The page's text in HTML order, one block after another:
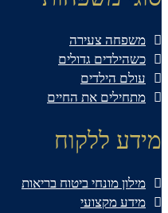
משפחה צעירה
כשהילדים גדולים
עולם הילדים
מתחילים את החיים
מידע ללקוח
מילון מונחי ביטוח בריאות
מידע מקצועי